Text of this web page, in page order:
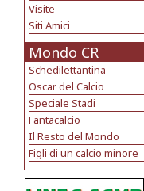
Visite
Siti Amici
Mondo CR
Schedilettantina
Oscar del Calcio
Speciale Stadi
Fantacalcio
Il Resto del Mondo
Figli di un calcio minore